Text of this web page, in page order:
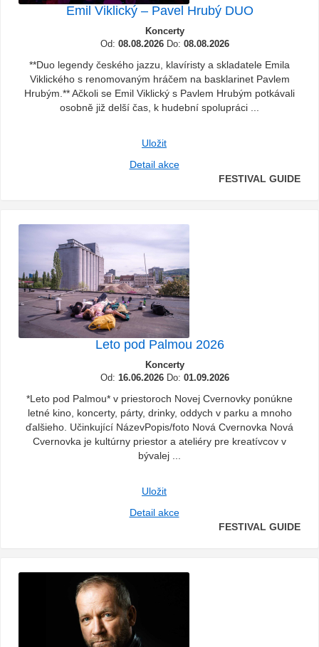
Emil Viklický – Pavel Hrubý DUO
Koncerty
Od: 08.08.2026 Do: 08.08.2026
**Duo legendy českého jazzu, klavíristy a skladatele Emila
Viklického s renomovaným hráčem na basklarinet Pavlem
Hrubým.** Ačkoli se Emil Viklický s Pavlem Hrubým potkávali
osobně již delší čas, k hudební spolupráci ...
Uložit
Detail akce
FESTIVAL GUIDE
Leto pod Palmou 2026
Koncerty
Od: 16.06.2026 Do: 01.09.2026
*Leto pod Palmou* v priestoroch Novej Cvernovky ponúkne
letné kino, koncerty, párty, drinky, oddych v parku a mnoho
ďalšieho. Učinkující NázevPopis/foto Nová Cvernovka Nová
Cvernovka je kultúrny priestor a ateliéry pre kreatívcov v
bývalej ...
Uložit
Detail akce
FESTIVAL GUIDE